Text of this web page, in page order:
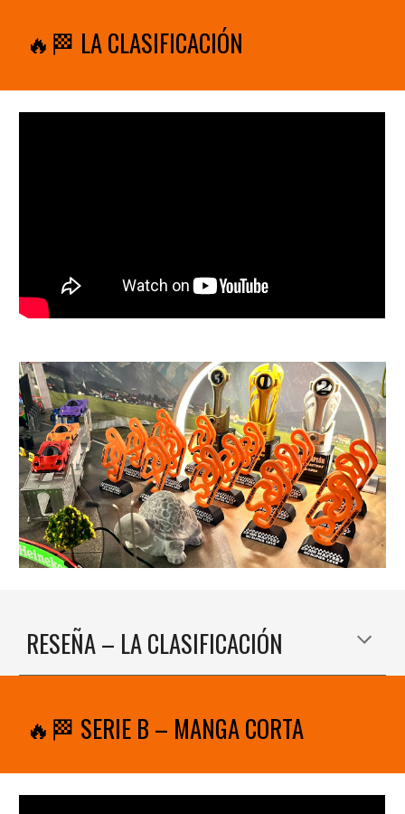
🔥🏁 LA CLASIFICACIÓN
RESEÑA– LA CLASIFICACIÓN
🔥🏁 SERIE B – MANGA CORTA